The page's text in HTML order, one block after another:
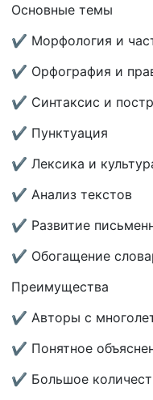
Основные темы
✔ Морфология и
✔ Орфография и
✔ Синтаксис и
✔ Пунктуация
✔ Лексика и
✔ Анализ текстов
✔ Развитие
✔ Обогащение
Преимущества
✔ Авторы с
✔ Понятное
✔ Большое